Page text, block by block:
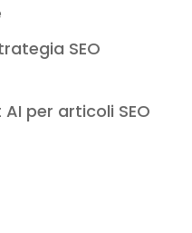
SEO
per articoli SEO